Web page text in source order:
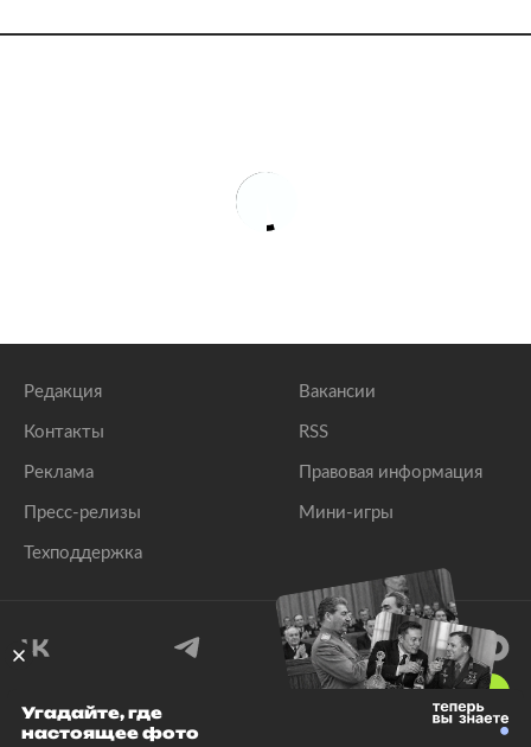
Редакция
Контакты
Реклама
Пресс-релизы
Техподдержка
Вакансии
RSS
Правовая информация
Мини-игры
© 1999–2026 Все права защищены.
Угадайте, где
настоящее фото